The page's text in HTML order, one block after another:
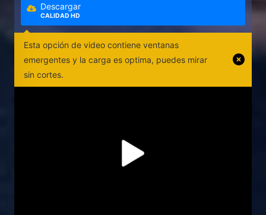
Descargar
CALIDAD HD
Esta opción de video contiene ventanas
emergentes y la carga es optima, puedes mirar
sin cortes.